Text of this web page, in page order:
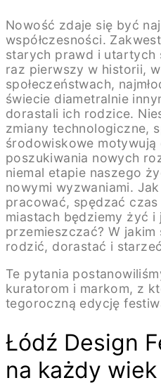
Nowość zdaje się być
współczesności.
starych prawd i utartych
raz pierwszy w historii,
społeczeństwach,
świecie diametralnie
dorastali ich rodzice.
zmiany technologiczne,
środowiskowe motywują
poszukiwania nowych
niemal etapie naszego
nowymi wyzwaniami.
pracować, spędzać
miastach będziemy żyć i
przemieszczać? W
rodzić, dorastać i
Te pytania
kuratorom i markom, z
tegoroczną edycję
Łódź Design
na każdy wiek